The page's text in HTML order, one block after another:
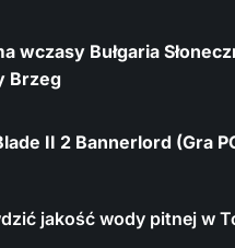
wczasy Bułgaria
Brzeg
II 2 Bannerlord (Gra
jakość wody pitnej w